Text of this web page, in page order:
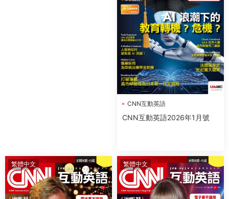
CNN互動英語
CNN互動英語2026年1月號
繁體中文 繁體中文